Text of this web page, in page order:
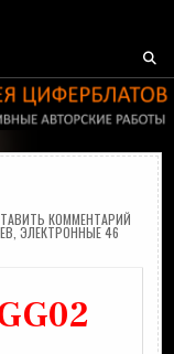
КОММЕНТАРИЙ
BGG02
ЭЛЕКТРОННЫЕ 46